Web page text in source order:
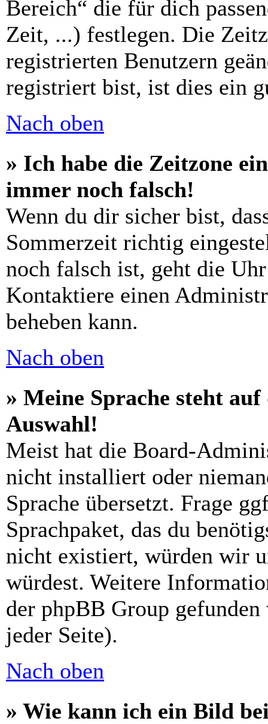
Bereich“ die für dich
Zeit, ...) festlegen. Die
registrierten Benutzern
registriert bist, ist dies ein
Nach oben
» Ich habe die Zeitzone
immer noch falsch!
Wenn du dir sicher bist,
Sommerzeit richtig
noch falsch ist, geht die
Kontaktiere einen
beheben kann.
Nach oben
» Meine Sprache steht
Auswahl!
Meist hat die Board-
nicht installiert oder
Sprache übersetzt. Frage
Sprachpaket, das du
nicht existiert, würden wir
würdest. Weitere
der phpBB Group
jeder Seite).
Nach oben
» Wie kann ich ein Bild